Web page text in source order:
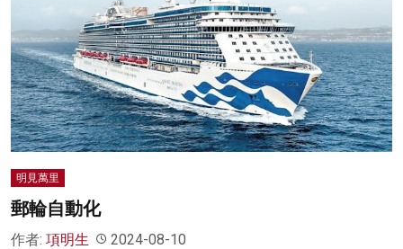
明見萬里
郵輪自動化
作者: 項明生 2024-08-10